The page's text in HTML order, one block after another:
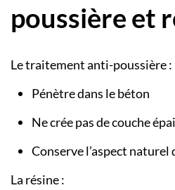
poussière et
Le traitement anti-poussière :
Pénètre dans le béton
Ne crée pas de couche
Conserve l’aspect naturel
La résine :